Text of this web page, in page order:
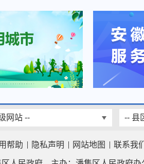
网站 -- -- 县
帮助 隐私声明 网站地图 联系我们